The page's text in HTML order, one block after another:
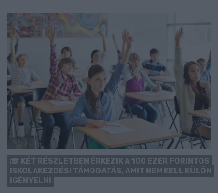
KÉT RÉSZLETBEN ÉRKEZIK A 100 EZER FORINTOS
ISKOLAKEZDÉSI TÁMOGATÁS, AMIT NEM KELL KÜLÖN
IGÉNYELNI